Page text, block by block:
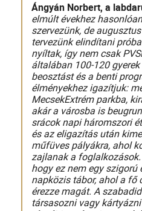
Ángyán Norbert, a
elmúlt évekhez
szervezünk, de
tervezünk elindítani
nyíltak, így nem csak
általában 100-120
beosztást és a benti
élményekhez igazítjuk:
MecsekExtrém parkba,
akár a városba is
srácok napi háromszori
és az eligazítás után
műfüves pályákra, ahol
zajlanak a
hogy ez nem egy szigorú
napközis tábor, ahol a fő
érezze magát. A
társasozni vagy